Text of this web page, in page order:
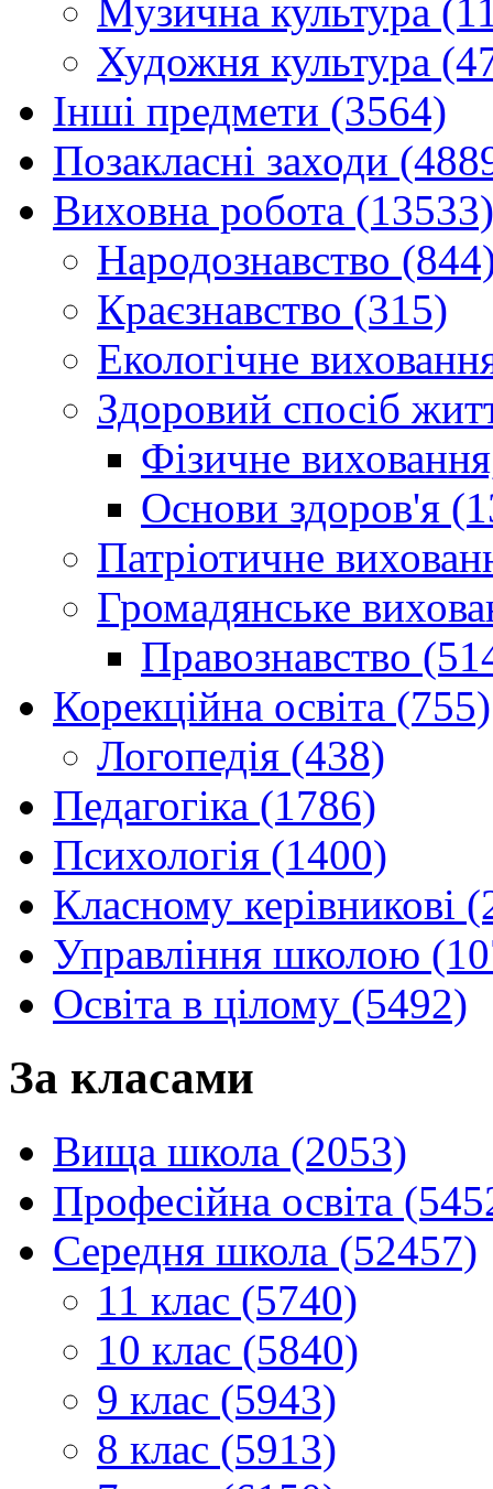
Музична культура
Художня культура
Інші предмети (3564)
Позакласні заходи
Виховна робота (13533)
Народознавство
Краєзнавство (315)
Екологічне
Здоровий спосіб
Фізичне
Основи здоров'я
Патріотичне
Громадянське
Правознавство
Корекційна освіта (755)
Логопедія (438)
Педагогіка (1786)
Психологія (1400)
Класному керівникові
Управління школою
Освіта в цілому (5492)
За класами
Вища школа (2053)
Професійна освіта
Середня школа (52457)
11 клас (5740)
10 клас (5840)
9 клас (5943)
8 клас (5913)